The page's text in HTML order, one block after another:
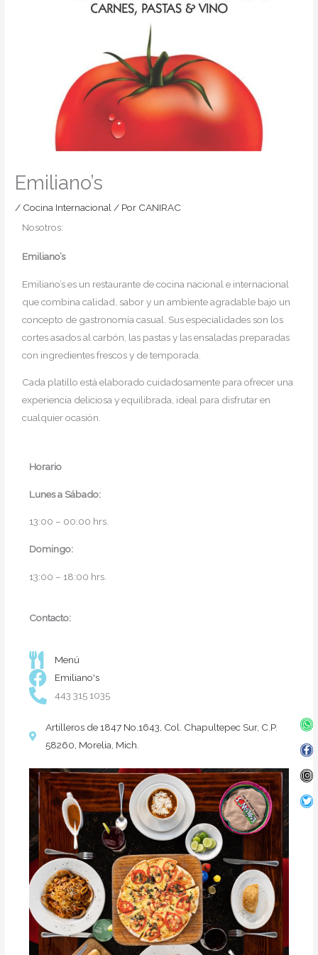
Emiliano’s
/ Cocina Internacional / Por CANIRAC
Nosotros:
Emiliano’s
Emiliano’s es un restaurante de cocina nacional e internacional
que combina calidad, sabor y un ambiente agradable bajo un
concepto de gastronomía casual. Sus especialidades son los
cortes asados al carbón, las pastas y las ensaladas preparadas
con ingredientes frescos y de temporada.
Cada platillo está elaborado cuidadosamente para ofrecer una
experiencia deliciosa y equilibrada, ideal para disfrutar en
cualquier ocasión.
Horario
Lunes a Sábado:
13:00 – 00:00 hrs.
Domingo:
13:00 – 18:00 hrs.
Contacto:
Menú
Emiliano's
443 315 1035
Artilleros de 1847 No.1643, Col. Chapultepec Sur, C.P.
58260, Morelia, Mich.
f